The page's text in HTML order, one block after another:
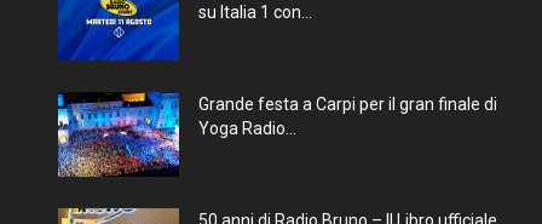
su Italia 1 con...
Grande festa a Carpi per il gran finale di
Yoga Radio...